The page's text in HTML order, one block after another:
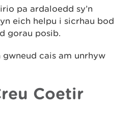
pa ardaloedd sy’n
eich helpu i sicrhau bod
gorau posib.
cais am unrhyw
Coetir